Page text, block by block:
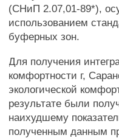
(СНиП 2.07,01-89*),
использованием
буферных зон.
Для получения
комфортности г,
экологической
результате были
наихудшему
полученным данным